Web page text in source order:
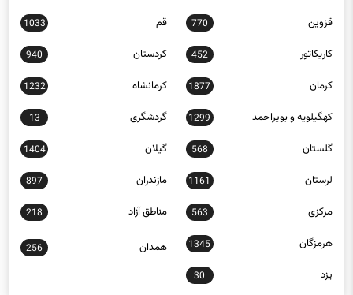
قزوین 770 قم 1033
کاریکاتور 452 کردستان 940
کرمان 1877 کرمانشاه 1232
کهگیلویه و بویراحمد 1299 گردشگری 13
گلستان 568 گیلان 1404
لرستان 1161 مازندران 897
مرکزی 563 مناطق آزاد 218
هرمزگان 1345 همدان 256
یزد 30